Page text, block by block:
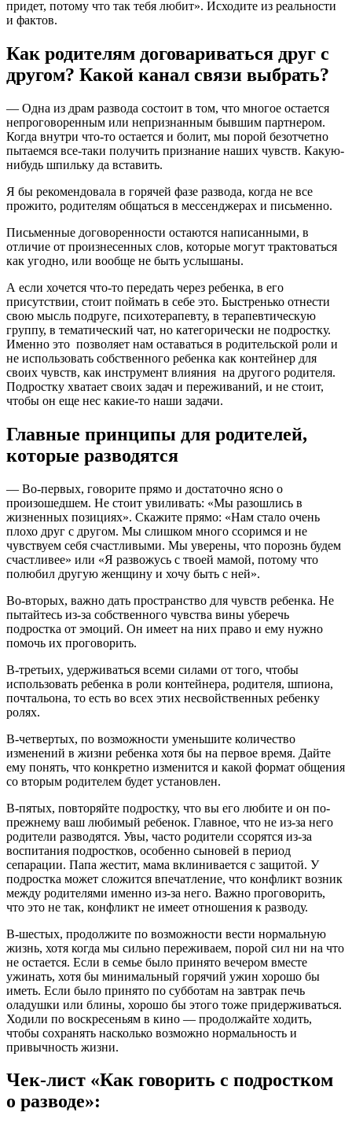
придет, потому что так тебя любит». Исходите из реальности
и фактов.
Как родителям договариваться друг с
другом? Какой канал связи выбрать?
— Одна из драм развода состоит в том, что многое остается
непроговоренным или непризнанным бывшим партнером.
Когда внутри что-то остается и болит, мы порой безотчетно
пытаемся все-таки получить признание наших чувств. Какую-
нибудь шпильку да вставить.
Я бы рекомендовала в горячей фазе развода, когда не все
прожито, родителям общаться в мессенджерах и письменно.
Письменные договоренности остаются написанными, в
отличие от произнесенных слов, которые могут трактоваться
как угодно, или вообще не быть услышаны.
А если хочется что-то передать через ребенка, в его
присутствии, стоит поймать в себе это. Быстренько отнести
свою мысль подруге, психотерапевту, в терапевтическую
группу, в тематический чат, но категорически не подростку.
Именно это позволяет нам оставаться в родительской роли и
не использовать собственного ребенка как контейнер для
своих чувств, как инструмент влияния на другого родителя.
Подростку хватает своих задач и переживаний, и не стоит,
чтобы он еще нес какие-то наши задачи.
Главные принципы для родителей,
которые разводятся
— Во-первых, говорите прямо и достаточно ясно о
произошедшем. Не стоит увиливать: «Мы разошлись в
жизненных позициях». Скажите прямо: «Нам стало очень
плохо друг с другом. Мы слишком много ссоримся и не
чувствуем себя счастливыми. Мы уверены, что порознь будем
счастливее» или «Я развожусь с твоей мамой, потому что
полюбил другую женщину и хочу быть с ней».
Во-вторых, важно дать пространство для чувств ребенка. Не
пытайтесь из-за собственного чувства вины уберечь
подростка от эмоций. Он имеет на них право и ему нужно
помочь их проговорить.
В-третьих, удерживаться всеми силами от того, чтобы
использовать ребенка в роли контейнера, родителя, шпиона,
почтальона, то есть во всех этих несвойственных ребенку
ролях.
В-четвертых, по возможности уменьшите количество
изменений в жизни ребенка хотя бы на первое время. Дайте
ему понять, что конкретно изменится и какой формат общения
со вторым родителем будет установлен.
В-пятых, повторяйте подростку, что вы его любите и он по-
прежнему ваш любимый ребенок. Главное, что не из-за него
родители разводятся. Увы, часто родители ссорятся из-за
воспитания подростков, особенно сыновей в период
сепарации. Папа жестит, мама вклинивается с защитой. У
подростка может сложится впечатление, что конфликт возник
между родителями именно из-за него. Важно проговорить,
что это не так, конфликт не имеет отношения к разводу.
В-шестых, продолжите по возможности вести нормальную
жизнь, хотя когда мы сильно переживаем, порой сил ни на что
не остается. Если в семье было принято вечером вместе
ужинать, хотя бы минимальный горячий ужин хорошо бы
иметь. Если было принято по субботам на завтрак печь
оладушки или блины, хорошо бы этого тоже придерживаться.
Ходили по воскресеньям в кино — продолжайте ходить,
чтобы сохранять насколько возможно нормальность и
привычность жизни.
Чек-лист «Как говорить с подростком
о разводе»: